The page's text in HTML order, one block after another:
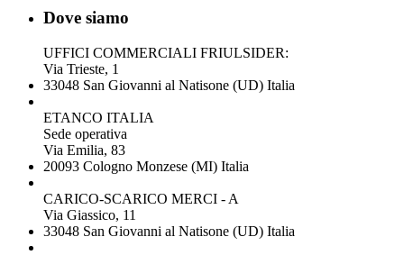
Dove siamo
UFFICI COMMERCIALI FRIULSIDER:
Via Trieste, 1
33048 San Giovanni al Natisone (UD) Italia
ETANCO ITALIA
Sede operativa
Via Emilia, 83
20093 Cologno Monzese (MI) Italia
CARICO-SCARICO MERCI - A
Via Giassico, 11
33048 San Giovanni al Natisone (UD) Italia